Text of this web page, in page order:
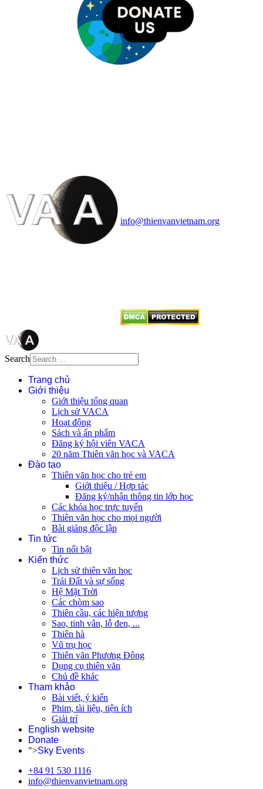
info@thienvanvietnam.org
Search
Trang chủ
Giới thiệu
Giới thiệu tổng quan
Lịch sử VACA
Hoạt động
Sách và ấn phẩm
Đăng ký hội viên VACA
20 năm Thiên văn học và VACA
Đào tạo
Thiên văn học cho trẻ em
Giới thiệu / Hợp tác
Đăng ký/nhận thông tin lớp học
Các khóa học trực tuyến
Thiên văn học cho mọi người
Bài giảng độc lập
Tin tức
Tin nổi bật
Kiến thức
Lịch sử thiên văn học
Trái Đất và sự sống
Hệ Mặt Trời
Các chòm sao
Thiên cầu, các hiện tượng
Sao, tinh vân, lỗ đen, ...
Thiên hà
Vũ trụ học
Thiên văn Phương Đông
Dụng cụ thiên văn
Chủ đề khác
Tham khảo
Bài viết, ý kiến
Phim, tài liệu, tiện ích
Giải trí
English website
Donate
">Sky Events
+84 91 530 1116
info@thienvanvietnam.org